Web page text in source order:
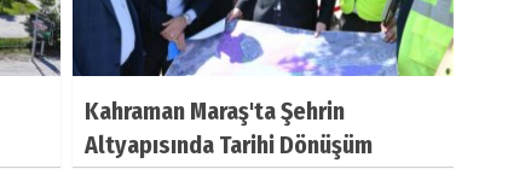
Kahraman Maraş'ta Şehrin
Altyapısında Tarihi Dönüşüm